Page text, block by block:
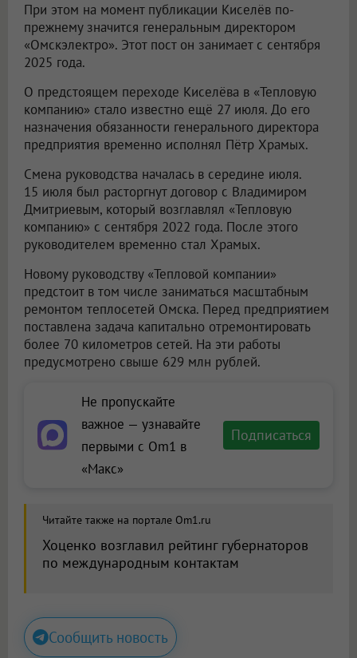
При этом на момент публикации Киселёв по-
прежнему значится генеральным директором
«Омскэлектро». Этот пост он занимает с сентября
2025 года.
О предстоящем переходе Киселёва в «Тепловую
компанию» стало известно ещё 27 июля. До его
назначения обязанности генерального директора
предприятия временно исполнял Пётр Храмых.
Смена руководства началась в середине июля.
15 июля был расторгнут договор с Владимиром
Дмитриевым, который возглавлял «Тепловую
компанию» с сентября 2022 года. После этого
руководителем временно стал Храмых.
Новому руководству «Тепловой компании»
предстоит в том числе заниматься масштабным
ремонтом теплосетей Омска. Перед предприятием
поставлена задача капитально отремонтировать
более 70 километров сетей. На эти работы
предусмотрено свыше 629 млн рублей.
Не пропускайте
важное — узнавайте
первыми с Om1 в
«Макс»
Подписаться
Читайте также на портале Om1.ru
Хоценко возглавил рейтинг губернаторов
по международным контактам
Сообщить новость